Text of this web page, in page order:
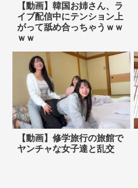
【動画】韓国お姉さん、ラ
イブ配信中にテンション上
がって舐め合っちゃうｗｗ
ｗｗ
【動画】修学旅行の旅館で
ヤンチャな女子達と乱交